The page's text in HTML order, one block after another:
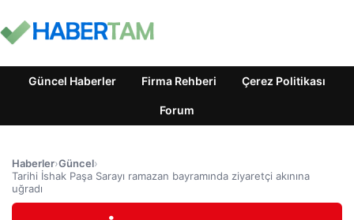
Güncel Haberler Firma Rehberi Çerez Politikası
Forum
Haberler›Güncel›
Tarihi İshak Paşa Sarayı ramazan bayramında ziyaretçi akınına
uğradı